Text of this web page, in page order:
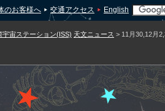
のお客様へ 交通アクセス English
宇宙ステーション(ISS) 天文ニュース > 11月30,12月